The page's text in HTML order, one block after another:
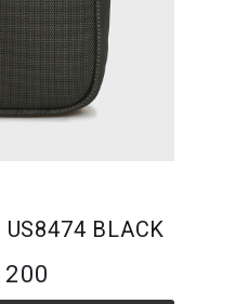
BLACK
200